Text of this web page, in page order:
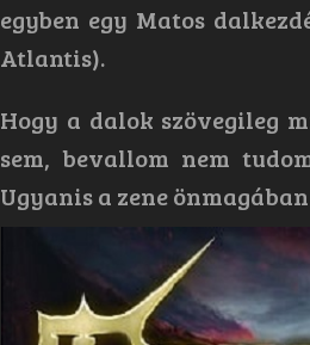
egyben egy Matos
Atlantis).
Hogy a dalok szövegileg
sem, bevallom nem
Ugyanis a zene